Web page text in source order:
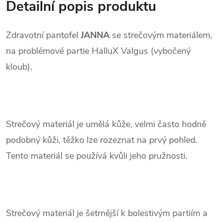
Detailní popis produktu
Zdravotní pantofel JANNAse strečovým materiálem,
na problémové partie HalluX Valgus (vybočený
kloub).
Strečový materiál je umělá kůže, velmi často hodně
podobný kůži, těžko lze rozeznat na prvý pohled.
Tento materiál se používá kvůli jeho pružnosti.
Strečový materiál je šetrnější k bolestivým partiím a